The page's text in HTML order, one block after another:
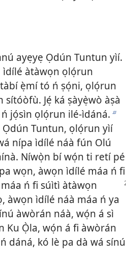
ayẹyẹ Ọdún Tuntun yìí.
ìdílé àtàwọn ọlọ́run
ẹ̀mí tó ń ṣọ́ni, ọlọ́run
Jẹ́ ká ṣàyẹ̀wò àṣà
jọ́sìn ọlọ́run ilé-ìdáná. b
Tuntun, ọlọ́run yìí
nípa ìdílé náà fún Olú
Níwọ̀n bí wọ́n ti retí pé
wọn, àwọn ìdílé máa ń fi
máa ń fi súìtì àtàwọn
àwọn ìdílé náà máa ń ya
àwòrán náà, wọ́n á sì
Ku Ọ̀la, wọ́n á fi àwòrán
kó lè pa dà wá sínú